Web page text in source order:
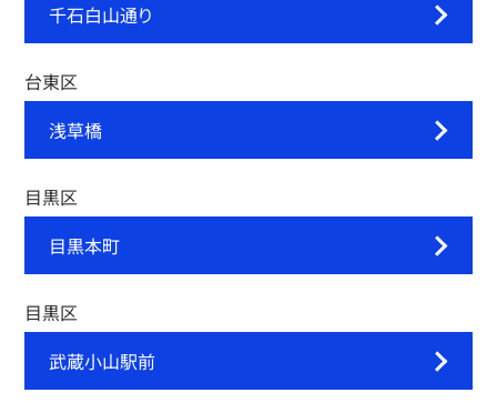
千石白山通り
台東区
浅草橋
目黒区
目黒本町
目黒区
武蔵小山駅前